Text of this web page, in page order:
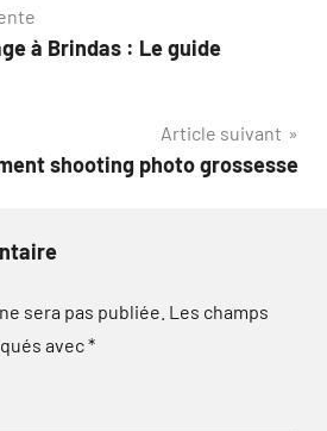
à Brindas : Le guide
Article suivant
shooting photo grossesse
sera pas publiée. Les champs
avec*